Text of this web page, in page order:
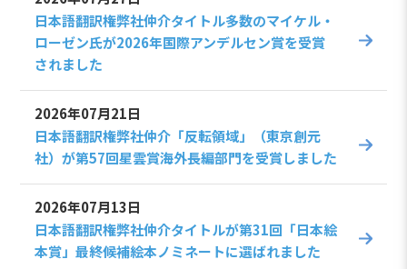
日本語翻訳権弊社仲介タイトル多数のマイケル・
ローゼン氏が2026年国際アンデルセン賞を受賞
されました
2026年07月21日
日本語翻訳権弊社仲介「反転領域」（東京創元
社）が第57回星雲賞海外長編部門を受賞しました
2026年07月13日
日本語翻訳権弊社仲介タイトルが第31回「日本絵
本賞」最終候補絵本ノミネートに選ばれました